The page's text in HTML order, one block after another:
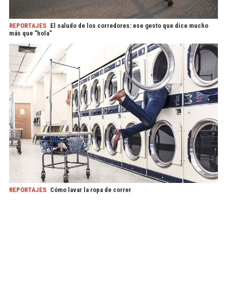
REPORTAJES El saludo de los corredores: ese gesto que dice mucho
más que "hola"
REPORTAJES Cómo lavar la ropa de correr